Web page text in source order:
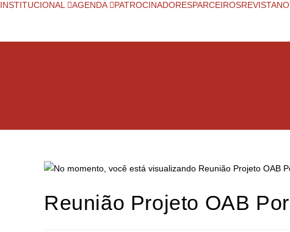
INSTITUCIONAL AGENDA PATROCINADORESPARCEIROSREVISTA
Reunião Projeto OAB